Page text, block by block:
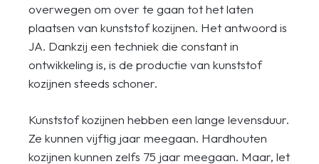
overwegen om over te gaan tot het laten
plaatsen van kunststof kozijnen. Het antwoord is
JA. Dankzij een techniek die constant in
ontwikkeling is, is de productie van kunststof
kozijnen steeds schoner.
Kunststof kozijnen hebben een lange levensduur.
Ze kunnen vijftig jaar meegaan. Hardhouten
kozijnen kunnen zelfs 75 jaar meegaan. Maar, let